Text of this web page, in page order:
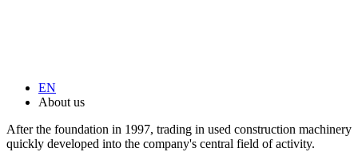
EN
About us
After the foundation in 1997, trading in used construction machinery
quickly developed into the company's central field of activity.